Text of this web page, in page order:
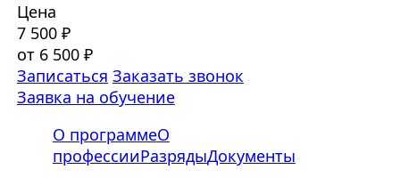
Цена
7 500 ₽
от 6 500 ₽
Записаться Заказать звонок
Заявка на обучение
О программеО
профессииРазрядыДокументы